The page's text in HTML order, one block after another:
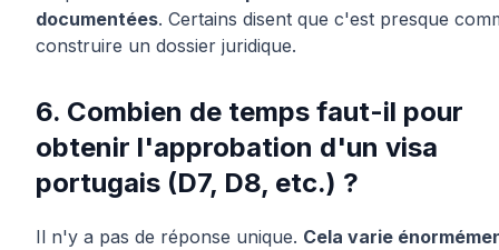
documentées. Certains disent que c'est presque
construire un dossier juridique.
6. Combien de temps faut-il pour
obtenir l'approbation d'un visa
portugais (D7, D8, etc.) ?
Il n'y a pas de réponse unique. Cela varie